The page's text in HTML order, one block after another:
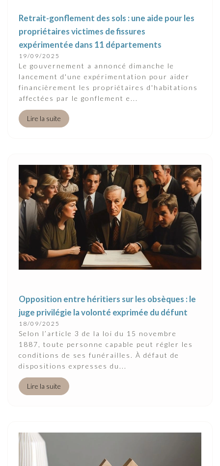
Retrait-gonflement des sols : une aide pour les
propriétaires victimes de fissures
expérimentée dans 11 départements
19/09/2025
Le gouvernement a annoncé dimanche le
lancement d'une expérimentation pour aider
financièrement les propriétaires d'habitations
affectées par le gonflement e...
Lire la suite
Opposition entre héritiers sur les obsèques : le
juge privilégie la volonté exprimée du défunt
18/09/2025
Selon l’article 3 de la loi du 15 novembre
1887, toute personne capable peut régler les
conditions de ses funérailles. À défaut de
dispositions expresses du...
Lire la suite